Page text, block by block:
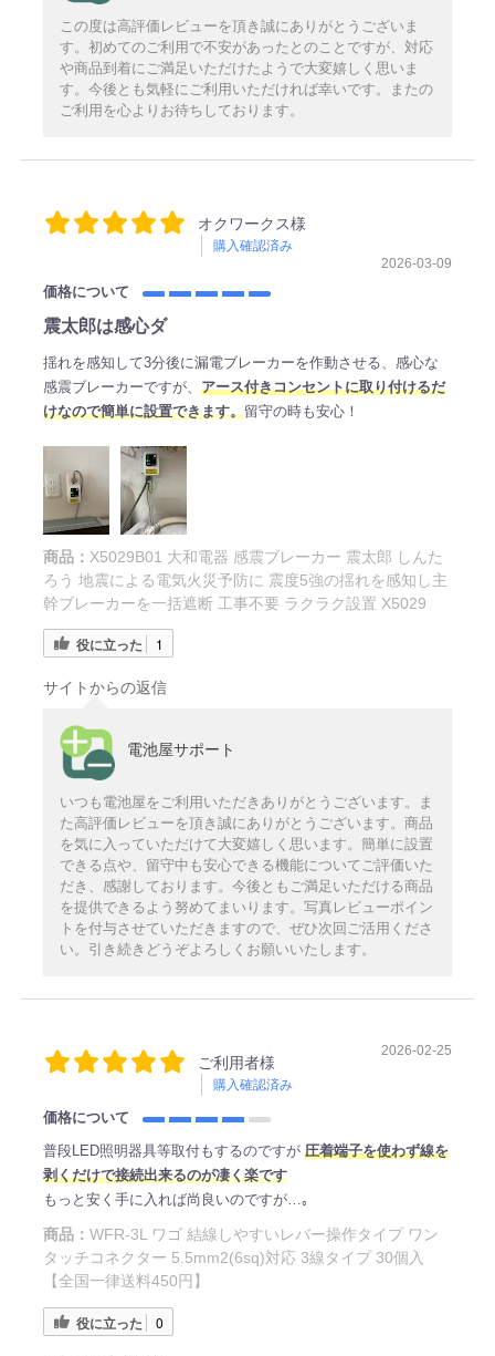
この度は高評価レビューを頂き誠にありがとうございま
す。初めてのご利用で不安があったとのことですが、対応
や商品到着にご満足いただけたようで大変嬉しく思いま
す。今後とも気軽にご利用いただければ幸いです。またの
ご利用を心よりお待ちしております。
オクワークス様
購入確認済み
2026-03-09
価格について
震太郎は感心ダ
揺れを感知して3分後に漏電ブレーカーを作動させる、感心な
感震ブレーカーですが、 アース付きコンセントに取り付けるだ
けなので簡単に設置できます。留守の時も安心！
商品： X5029B01 大和電器 感震ブレーカー 震太郎 しんた
ろう 地震による電気火災予防に 震度5強の揺れを感知し主
幹ブレーカーを一括遮断 工事不要 ラクラク設置 X5029
役に立った 1
サイトからの返信
電池屋サポート
いつも電池屋をご利用いただきありがとうございます。ま
た高評価レビューを頂き誠にありがとうございます。商品
を気に入っていただけて大変嬉しく思います。簡単に設置
できる点や、留守中も安心できる機能についてご評価いた
だき、感謝しております。今後ともご満足いただける商品
を提供できるよう努めてまいります。写真レビューポイン
トを付与させていただきますので、ぜひ次回ご活用くださ
い。引き続きどうぞよろしくお願いいたします。
ご利用者様
購入確認済み
2026-02-25
価格について
普段LED照明器具等取付もするのですが 圧着端子を使わず線を
剥くだけで接続出来るのが凄く楽です
もっと安く手に入れば尚良いのですが…｡
商品： WFR-3L ワゴ 結線しやすいレバー操作タイプ ワン
タッチコネクター 5.5mm2(6sq)対応 3線タイプ 30個入
【全国一律送料450円】
役に立った 0